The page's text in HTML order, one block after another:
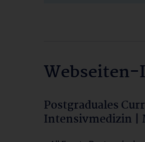
Postgraduales
Intensivmedizin |